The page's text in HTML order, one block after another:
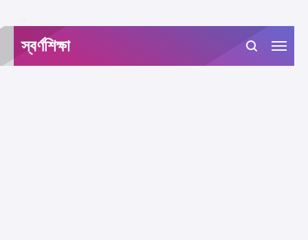
স্বর্ণশিক্ষা